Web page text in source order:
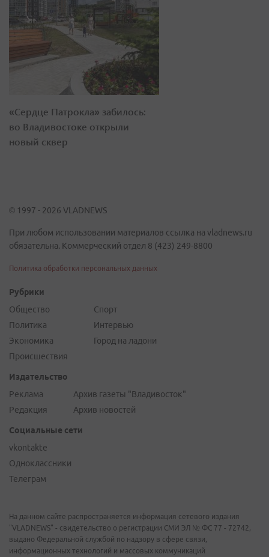
«Сердце Патрокла» забилось:
во Владивостоке открыли
новый сквер
© 1997 - 2026 VLADNEWS
При любом использовании материалов ссылка на vladnews.ru
обязательна. Коммерческий отдел 8 (423) 249-8800
Политика обработки персональных данных
Рубрики
Общество
Политика
Экономика
Происшествия
Спорт
Интервью
Город на ладони
Издательство
Реклама
Редакция
Архив газеты "Владивосток"
Архив новостей
Социальные сети
vkontakte
Одноклассники
Телеграм
На данном сайте распространяется информация сетевого издания
"VLADNEWS" - свидетельство о регистрации СМИ ЭЛ № ФС 77 - 72742,
выдано Федеральной службой по надзору в сфере связи,
информационных технологий и массовых коммуникаций